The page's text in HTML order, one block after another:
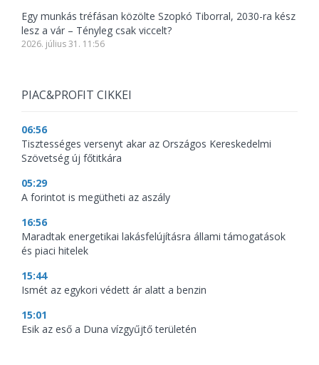
Egy munkás tréfásan közölte Szopkó Tiborral, 2030-ra kész
lesz a vár – Tényleg csak viccelt?
2026. július 31. 11:56
PIAC&PROFIT CIKKEI
06:56
Tisztességes versenyt akar az Országos Kereskedelmi
Szövetség új főtitkára
05:29
A forintot is megütheti az aszály
16:56
Maradtak energetikai lakásfelújításra állami támogatások
és piaci hitelek
15:44
Ismét az egykori védett ár alatt a benzin
15:01
Esik az eső a Duna vízgyűjtő területén